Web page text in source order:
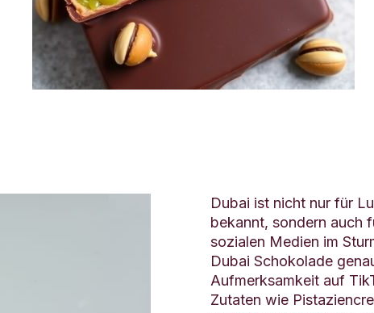
Dubai ist nicht nur für
bekannt, sondern auch
sozialen Medien im
Dubai Schokolade
Aufmerksamkeit auf
Zutaten wie